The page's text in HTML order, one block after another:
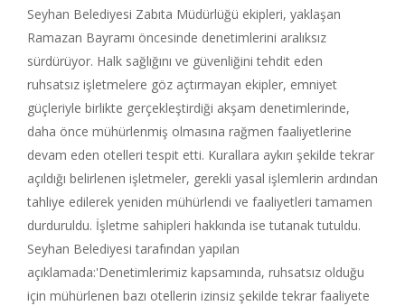
Seyhan Belediyesi Zabıta Müdürlüğü ekipleri, yaklaşan
Ramazan Bayramı öncesinde denetimlerini aralıksız
sürdürüyor. Halk sağlığını ve güvenliğini tehdit eden
ruhsatsız işletmelere göz açtırmayan ekipler, emniyet
güçleriyle birlikte gerçekleştirdiği akşam denetimlerinde,
daha önce mühürlenmiş olmasına rağmen faaliyetlerine
devam eden otelleri tespit etti. Kurallara aykırı şekilde tekrar
açıldığı belirlenen işletmeler, gerekli yasal işlemlerin ardından
tahliye edilerek yeniden mühürlendi ve faaliyetleri tamamen
durduruldu. İşletme sahipleri hakkında ise tutanak tutuldu.
Seyhan Belediyesi tarafından yapılan
açıklamada:'Denetimlerimiz kapsamında, ruhsatsız olduğu
için mühürlenen bazı otellerin izinsiz şekilde tekrar faaliyete